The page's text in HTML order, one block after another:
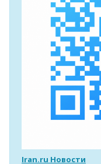
Iran.ru Новости